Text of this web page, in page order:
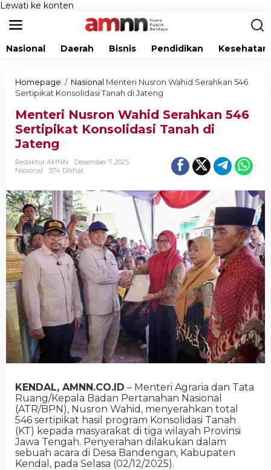
Lewati ke konten
Nasional Daerah Bisnis Pendidikan Kesehatan
Homepage / Nasional Menteri Nusron Wahid Serahkan 546
Sertipikat Konsolidasi Tanah di Jateng
Menteri Nusron Wahid Serahkan 546
Sertipikat Konsolidasi Tanah di
Jateng
Redaktur AMNN
Desember 7, 2025
Nasional
574 Dilihat
KENDAL, AMNN.CO.ID – Menteri Agraria dan Tata
Ruang/Kepala Badan Pertanahan Nasional
(ATR/BPN), Nusron Wahid, menyerahkan total
546 sertipikat hasil program Konsolidasi Tanah
(KT) kepada masyarakat di tiga wilayah Provinsi
Jawa Tengah. Penyerahan dilakukan dalam
sebuah acara di Desa Bandengan, Kabupaten
Kendal, pada Selasa (02/12/2025).